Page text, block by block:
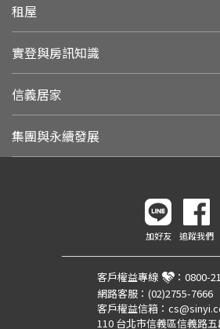
租屋
實登與房訊知識
信義居家
集團與永續發展
加好友 追蹤我們
客戶權益專線 ： 0800-
網路客服： (02)2755-7666
客戶權益信箱：
110 台北市信義區信義路